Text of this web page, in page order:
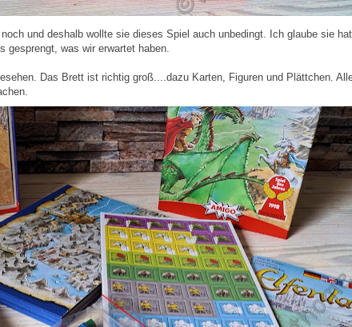
und deshalb wollte sie dieses Spiel auch unbedingt. Ich glaube sie
gesprengt, was wir erwartet haben.
Das Brett ist richtig groß....dazu Karten, Figuren und Plättchen.